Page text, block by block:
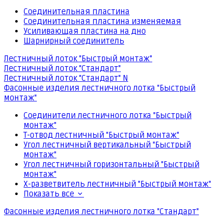
Соединительная пластина
Соединительная пластина изменяемая
Усиливающая пластина на дно
Шарнирный соединитель
Лестничный лоток "Быстрый монтаж"
Лестничный лоток "Стандарт"
Лестничный лоток "Стандарт" N
Фасонные изделия лестничного лотка "Быстрый
монтаж"
Соединители лестничного лотка "Быстрый
монтаж"
Т-отвод лестничный "Быстрый монтаж"
Угол лестничный вертикальный "Быстрый
монтаж"
Угол лестничный горизонтальный "Быстрый
монтаж"
Х-разветвитель лестничный "Быстрый монтаж"
Показать все
Фасонные изделия лестничного лотка "Стандарт"